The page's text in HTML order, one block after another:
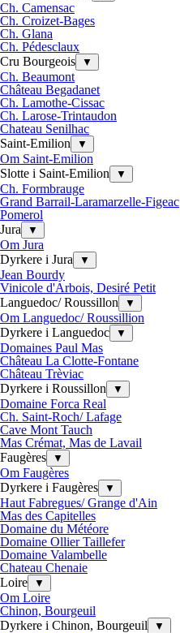
Ch. Camensac
Ch. Croizet-Bages
Ch. Glana
Ch. Pédesclaux
Cru Bourgeois
▼
Ch. Beaumont
Château Begadanet
Ch. Lamothe-Cissac
Ch. Larose-Trintaudon
Chateau Senilhac
Saint-Emilion
▼
Om Saint-Emilion
Slotte i Saint-Emilion
▼
Ch. Formbrauge
Grand Barrail-Laramarzelle-Figeac
Pomerol
Jura
▼
Om Jura
Dyrkere i Jura
▼
Jean Bourdy
Vinicole d'Arbois, Desiré Petit
Languedoc/ Roussillon
▼
Om Languedoc/ Roussillion
Dyrkere i Languedoc
▼
Domaines Paul Mas
Château La Clotte-Fontane
Château Trèviac
Dyrkere i Roussillon
▼
Domaine Forca Real
Ch. Saint-Roch/ Lafage
Cave Mont Tauch
Mas Crémat, Mas de Lavail
Faugères
▼
Om Faugères
Dyrkere i Faugères
▼
Haut Fabregues/ Grange d'Ain
Mas des Capitelles
Domaine du Météore
Domaine Ollier Taillefer
Domaine Valambelle
Chateau Chenaie
Loire
▼
Om Loire
Chinon, Bourgeuil
Dyrkere i Chinon, Bourgeuil
▼